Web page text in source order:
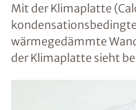
Mit der Klimaplatte
wärmegedämmte
der Klimaplatte sieht